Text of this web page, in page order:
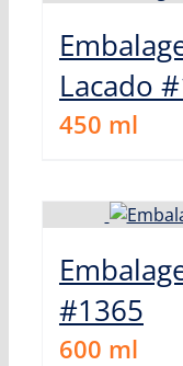
Lacado
450 ml
#1365
600 ml